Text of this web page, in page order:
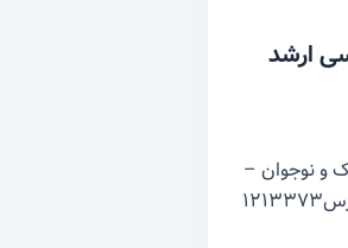
ارشد
و نوجوان –
دانلود نمونه سوال ارشد پیام نور کد درس۱۲۱۳۳۷۳